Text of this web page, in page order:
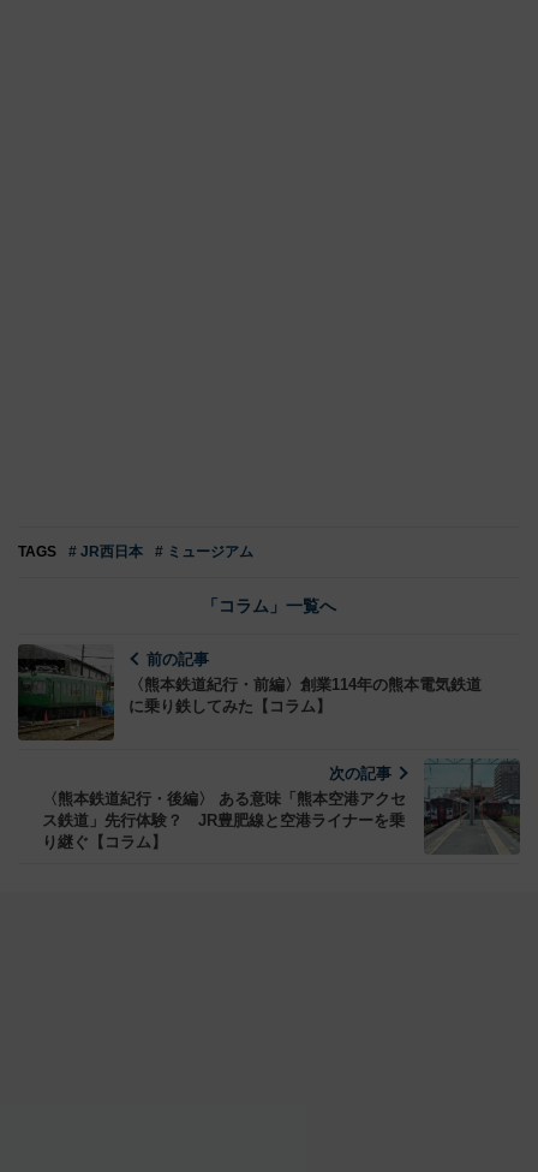
TAGS # JR西日本 # ミュージアム
「コラム」一覧へ
前の記事
〈熊本鉄道紀行・前編〉創業114年の熊本電気鉄道
に乗り鉄してみた【コラム】
次の記事
〈熊本鉄道紀行・後編〉 ある意味「熊本空港アクセ
ス鉄道」先行体験？ JR豊肥線と空港ライナーを乗
り継ぐ【コラム】